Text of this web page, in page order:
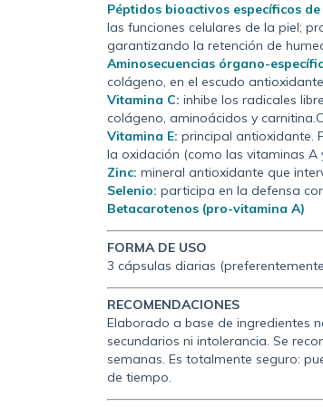
Péptidos bioactivos específicos
las funciones celulares de la piel;
garantizando la retención de
Aminosecuencias órgano-
colágeno, en el escudo
Vitamina C: inhibe los radicales
colágeno, aminoácidos y
Vitamina E: principal antioxidante.
la oxidación (como las vitaminas A
Zinc: mineral antioxidante que
Selenio: participa en la defensa
Betacarotenos (pro-vitamina A)
FORMA DE USO
3 cápsulas diarias
RECOMENDACIONES
Elaborado a base de ingredientes
secundarios ni intolerancia. Se
semanas. Es totalmente seguro:
de tiempo.